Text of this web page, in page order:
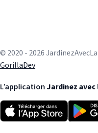
© 2020 - 2026
GorillaDev
L’application Jardinez avec